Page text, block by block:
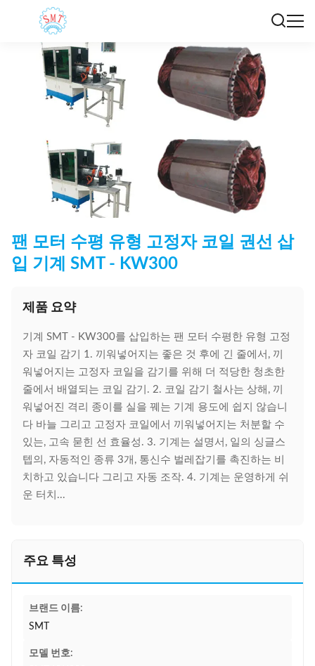
팬 모터 수평 유형 고정자 코일 권선 삽
입 기계 SMT - KW300
제품 요약
기계 SMT - KW300를 삽입하는 팬 모터 수평한 유형 고정
자 코일 감기 1. 끼워넣어지는 좋은 것 후에 긴 줄에서, 끼
워넣어지는 고정자 코일을 감기를 위해 더 적당한 청초한
줄에서 배열되는 코일 감기. 2. 코일 감기 철사는 상해, 끼
워넣어진 격리 종이를 실을 꿰는 기계 용도에 쉽지 않습니
다 바늘 그리고 고정자 코일에서 끼워넣어지는 처분할 수
있는, 고속 묻힌 선 효율성. 3. 기계는 설명서, 일의 싱글스
텝의, 자동적인 종류 3개, 통신수 벌레잡기를 촉진하는 비
치하고 있습니다 그리고 자동 조작. 4. 기계는 운영하게 쉬
운 터치...
주요 특성
브랜드 이름:
SMT
모델 번호: